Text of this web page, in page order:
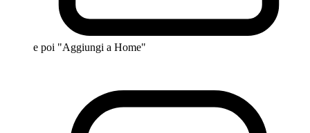
e poi "Aggiungi a Home"